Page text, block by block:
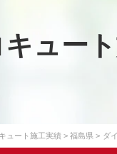
ュー
ュート施工実績 福島県 ダ